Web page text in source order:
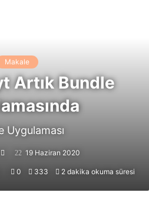
Makale
Artık Bundle
Uygulaması
Follow 19 Haziran 2020
0 333 2 dakika okuma süresi